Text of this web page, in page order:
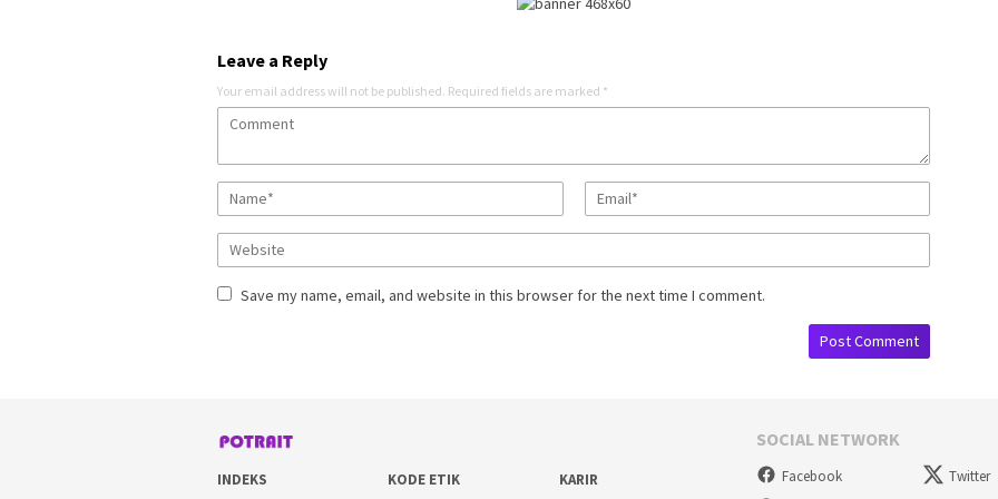
Leave a Reply
Your email address will not be published. Required fields are marked *
Save my name, email, and website in this browser for the next time I comment.
INDEKS KODE ETIK KARIR
SOCIAL NETWORK
Facebook Twitter